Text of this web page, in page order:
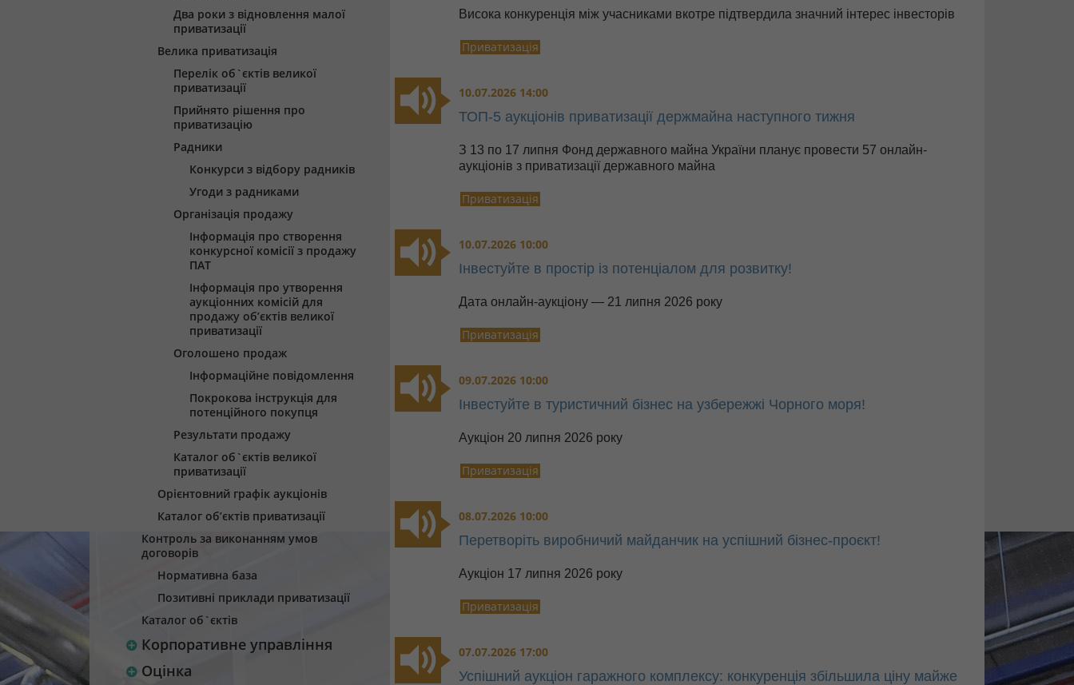
Два роки з відновлення малої
приватизації
Велика приватизація
Перелік об`єктів великої
приватизації
Прийнято рішення про
приватизацію
Радники
Конкурси з відбору радників
Угоди з радниками
Організація продажу
Інформація про створення
конкурсної комісії з продажу
ПАТ
Інформація про утворення
аукціонних комісій для
продажу об’єктів великої
приватизації
Оголошено продаж
Інформаційне повідомлення
Покрокова інструкція для
потенційного покупця
Результати продажу
Каталог об`єктів великої
приватизації
Орієнтовний графік аукціонів
Каталог об’єктів приватизації
Контроль за виконанням умов
договорів
Нормативна база
Позитивні приклади приватизації
Каталог об`єктів
Корпоративне управління
Оцінка
Висока конкуренція між учасниками вкотре підтвердила значний інтерес інвесторів
Приватизація
10.07.2026 14:00
ТОП-5 аукціонів приватизації держмайна наступного тижня
З 13 по 17 липня Фонд державного майна України планує провести 57 онлайн-
аукціонів з приватизації державного майна
Приватизація
10.07.2026 10:00
Інвестуйте в простір із потенціалом для розвитку!
Дата онлайн-аукціону — 21 липня 2026 року
Приватизація
09.07.2026 10:00
Інвестуйте в туристичний бізнес на узбережжі Чорного моря!
Аукціон 20 липня 2026 року
Приватизація
08.07.2026 10:00
Перетворіть виробничий майданчик на успішний бізнес-проєкт!
Аукціон 17 липня 2026 року
Приватизація
07.07.2026 17:00
Успішний аукціон гаражного комплексу: конкуренція збільшила ціну майже